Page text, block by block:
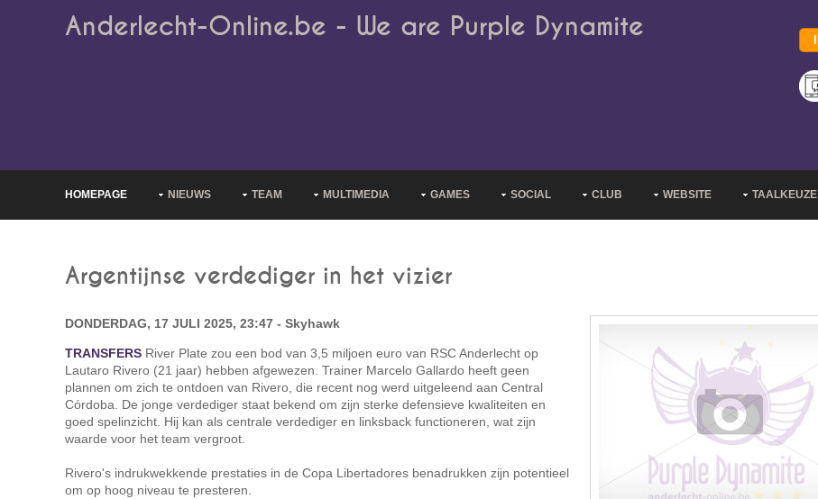
Anderlecht-Online.be - We are Purple Dynamite
HOMEPAGE NIEUWS TEAM MULTIMEDIA GAMES SOCIAL CLUB WEBSITE TAALKEUZE
Argentijnse verdediger in het vizier
DONDERDAG, 17 JULI 2025, 23:47 - Skyhawk
TRANSFERS River Plate zou een bod van 3,5 miljoen euro van RSC Anderlecht op
Lautaro Rivero (21 jaar) hebben afgewezen. Trainer Marcelo Gallardo heeft geen
plannen om zich te ontdoen van Rivero, die recent nog werd uitgeleend aan Central
Córdoba. De jonge verdediger staat bekend om zijn sterke defensieve kwaliteiten en
goed spelinzicht. Hij kan als centrale verdediger en linksback functioneren, wat zijn
waarde voor het team vergroot.
Rivero's indrukwekkende prestaties in de Copa Libertadores benadrukken zijn potentieel
om op hoog niveau te presteren.